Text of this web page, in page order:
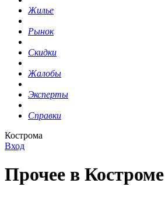
Жилье
Рынок
Скидки
Жалобы
Эксперты
Справки
Кострома
Вход
Прочее в Костроме